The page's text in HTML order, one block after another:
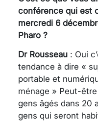
conférence qui est
mercredi 6
Pharo ?
Dr Rousseau : Oui
tendance à dire «
portable et
ménage » Peut-
gens âgés dans 20
gens qui seront